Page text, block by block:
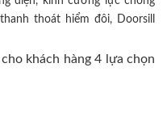
thoát hiểm đôi, Doorsill
khách hàng 4 lựa chọn